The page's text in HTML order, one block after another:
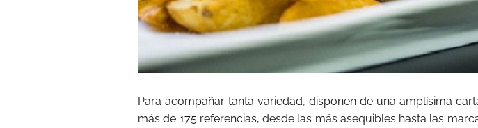
Para acompañar tanta variedad, disponen de una amplísima
más de 175 referencias, desde las más asequibles hasta las